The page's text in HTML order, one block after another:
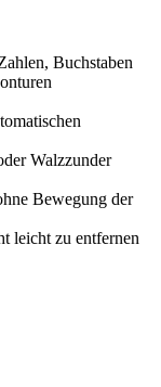
Buchstaben
Walzzunder
Bewegung der
leicht zu entfernen